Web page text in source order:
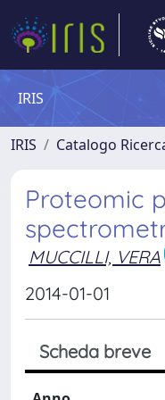
IRIS
IRIS Catalogo
Proteomic
MUCCILLI, VERA
2014-01-01
Scheda breve